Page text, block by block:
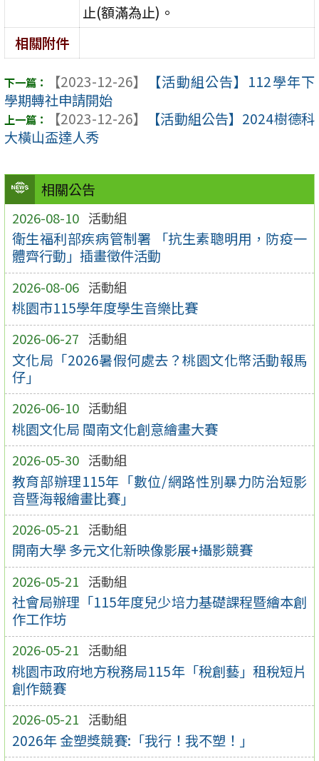
相關公告
2026-08-10 活動組
衛生福利部疾病管制署 「抗生素聰明用，防疫一
體齊行動」插畫徵件活動
2026-08-06 活動組
桃園市115學年度學生音樂比賽
2026-06-27 活動組
文化局「2026暑假何處去？桃園文化幣活動報馬
仔」
2026-06-10 活動組
桃園文化局 閩南文化創意繪畫大賽
2026-05-30 活動組
教育部辦理115年「數位/網路性別暴力防治短影
音暨海報繪畫比賽」
2026-05-21 活動組
開南大學 多元文化新映像影展+攝影競賽
2026-05-21 活動組
社會局辦理「115年度兒少培力基礎課程暨繪本創
作工作坊
2026-05-21 活動組
桃園市政府地方稅務局115年「稅創藝」租稅短片
創作競賽
2026-05-21 活動組
2026年 金塑獎競賽:「我行！我不塑！」
止(額滿為止)。
相關附件
【2023-12-26】
【活動組公告】112學年下
學期轉社申請開始
【2023-12-26】
【活動組公告】2024樹德科
大橫山盃達人秀